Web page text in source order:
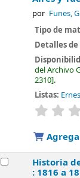
por Funes,
Tipo de
Detalles
del Archivo
2310 .
Listas:
valoración
Historia
: 1816 a